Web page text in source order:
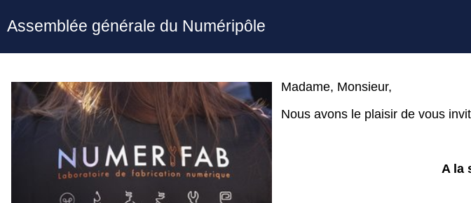
Assemblée générale du Numéripôle
Madame, Monsieur,
Nous avons le plaisir de vous
A la